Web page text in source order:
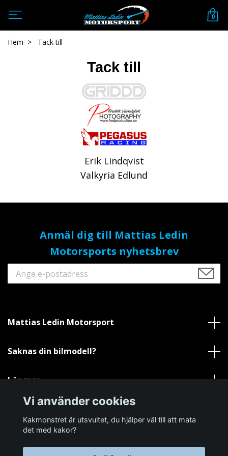
0
Hem Tack till
Tack till
Erik Lindqvist
Valkyria Edlund
Anmäl dig till Mattias Ledin
Motorsports nyhetsbrev
Mattias Ledin Motorsport
Saknas din bilmodell?
Läs mer
Sociala medier
Vi använder cookies
Kakmonstret är utsvultet, du hjälper väl till att mata
det med kakor?